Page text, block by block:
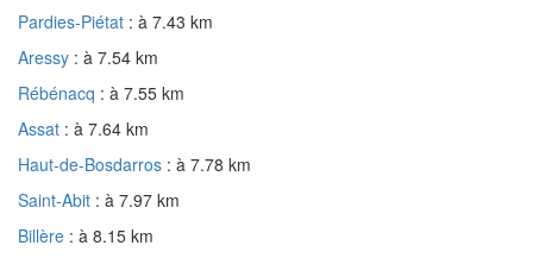
Pardies-Piétat : à 7.43 km
Aressy : à 7.54 km
Rébénacq : à 7.55 km
Assat : à 7.64 km
Haut-de-Bosdarros : à 7.78 km
Saint-Abit : à 7.97 km
Billère : à 8.15 km